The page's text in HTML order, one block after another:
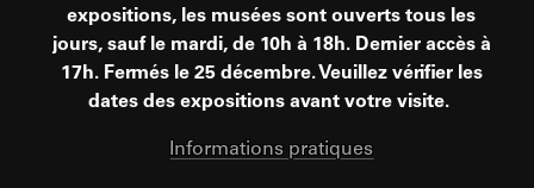
expositions, les musées sont ouverts tous les
jours, sauf le mardi, de 10h à 18h. Dernier accès à
17h. Fermés le 25 décembre. Veuillez vérifier les
dates des expositions avant votre visite.
Informations pratiques